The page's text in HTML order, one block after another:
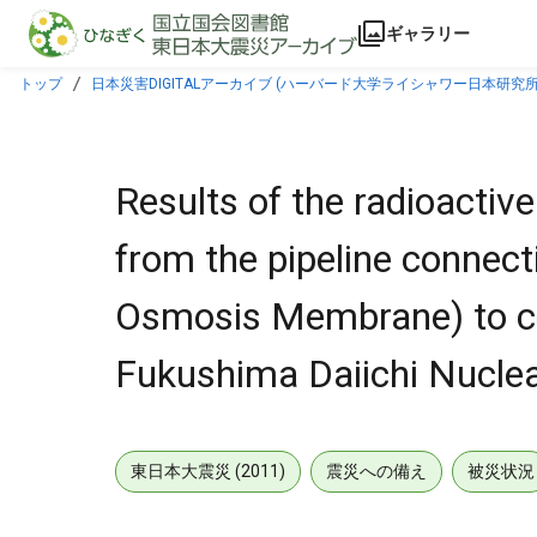
本文に飛ぶ
ギャラリー
トップ 日本災害DIGITALアーカイブ (ハーバード大学ライシャワー日本研究
Results of the
from the pipeline
Osmosis Membrane) to
Fukushima Daiichi
東日本大震災 (2011) 震災への備え 被災状況